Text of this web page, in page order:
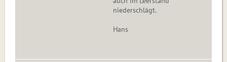
niederschlägt.
Hans